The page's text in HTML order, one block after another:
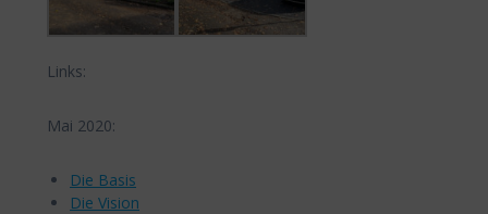
Links:
Mai 2020:
Die Basis
Die Vision